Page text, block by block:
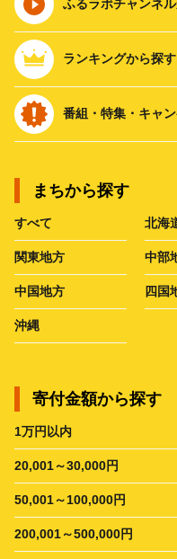
ふるラボチャンネ
ランキングから探す
番組・特集・キャ
まちから探す
すべて 北海
関東地方 中部
中国地方 四国
沖縄
寄付金額から探す
1万円以内
20,001～30,000円
50,001～100,000円
200,001～500,000円